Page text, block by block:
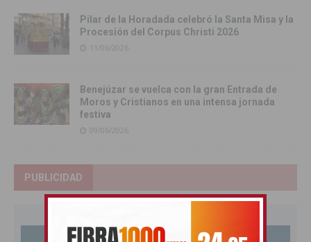
Pilar de la Horadada celebró la Santa Misa y la
Procesión del Corpus Christi 2026
11/06/2026
Benejúzar se vuelca con la gran Entrada de
Moros y Cristianos en una intensa jornada
festiva
09/06/2026
PUBLICIDAD